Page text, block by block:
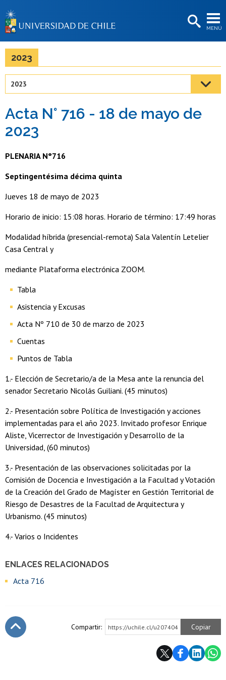
MENÚ
BIBLIOTECAS
Estudiantes
Académicas/os
2023
2023
Acta N° 716 - 18 de mayo de
2023
ENLACES RELACIONADOS
Acta 716
PLENARIA N°716
Septingentésima décima quinta
Jueves 18 de mayo de 2023
Horario de inicio: 15:08 horas. Horario de término: 17:49 horas
Modalidad híbrida (presencial-remota) Sala Valentín Letelier
Casa Central y
mediante Plataforma electrónica ZOOM.
Tabla
Asistencia y Excusas
Acta Nº 710 de 30 de marzo de 2023
Cuentas
Puntos de Tabla
1.- Elección de Secretario/a de la Mesa ante la renuncia del
senador Secretario Nicolás Guiliani. (45 minutos)
2.- Presentación sobre Política de Investigación y acciones
implementadas para el año 2023. Invitado profesor Enrique
Aliste, Vicerrector de Investigación y Desarrollo de la
Universidad, (60 minutos)
3.- Presentación de las observaciones solicitadas por la
Comisión de Docencia e Investigación a la Facultad y Votación
de la Creación del Grado de Magíster en Gestión Territorial de
Riesgo de Desastres de la Facultad de Arquitectura y
Urbanismo. (45 minutos)
4.- Varios o Incidentes
Compartir: https://uchile.cl/u207404 Copiar